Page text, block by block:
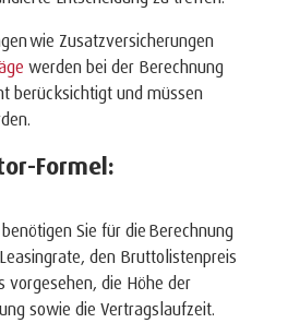
wie Zusatzversicherungen
werden bei der Berechnung
berücksichtigt und müssen
Formel:
Sie für die Berechnung
den Bruttolistenpreis
vorgesehen, die Höhe der
sowie die Vertragslaufzeit.